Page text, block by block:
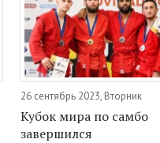
26 сентябрь 2023, Вторник
Кубок мира по самбо
завершился